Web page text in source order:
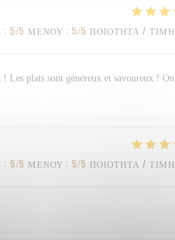
: 5/5 ΜΕΝΟΎ : 5/5 ΠΟΙΌΤΗΤΑ / ΤΙΜΉ
Les plats sont généreux et savoureux ! On
: 5/5 ΜΕΝΟΎ : 5/5 ΠΟΙΌΤΗΤΑ / ΤΙΜΉ